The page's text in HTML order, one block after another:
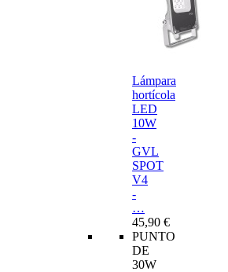
Lámpara
hortícola
LED
10W
-
GVL
SPOT
V4
-
…
45,90 €
PUNTO
DE
30W